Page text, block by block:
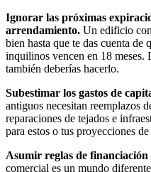
Ignorar las próximas
arrendamiento. Un edificio
bien hasta que te das cuenta de
inquilinos vencen en 18 meses.
también deberías hacerlo.
Subestimar los gastos de
antiguos necesitan reemplazos
reparaciones de tejados e
para estos o tus proyecciones
Asumir reglas de financiación
comercial es un mundo